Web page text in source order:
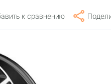
к сравнению